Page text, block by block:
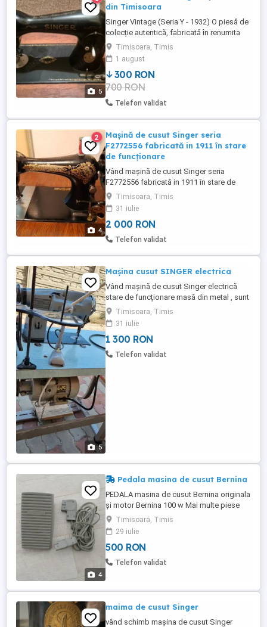
5
din Timisoara
Singer Vintage (Seria Y - 1932) O piesă de
colecție autentică, fabricată în renumita
uzină din Kilbowie, Scoția. Această
mașină de cusut îmbină ingineria robustă
de altădată cu o estetică retro deosebită.
Autenticitate: Seria Y8595710 (an de
fabricație 1932). Construcție: Corp integral
din fontă, decorat ...
Timisoara, Timis
1 august
300 RON
700 RON
Telefon validat
4
2
Mașină de cusut Singer seria
F2772556 fabricată in 1911 în stare
de funcționare
Vând mașină de cusut Singer seria
F2772556 fabricată in 1911 în stare de
funcționare pret.2000 lei Timisoara tel
Timisoara, Timis
31 iulie
2 000 RON
Telefon validat
5
Mașina cusut SINGER electrica
Vând mașină de cusut Singer electrică
stare de funcționare masă din metal , sunt
cele mai bune modele de mașini de cusut
care au existat vrio dată import Germania
Timisoara, Timis
31 iulie
1 300 RON
Telefon validat
4
Pedala masina de cusut Bernina
PEDALA masina de cusut Bernina originala
și motor Bernina 100 w Mai multe piese
masini Bernina.
Timisoara, Timis
29 iulie
500 RON
Telefon validat
maima de cusut Singer
vând schimb mașina de cusut Singer